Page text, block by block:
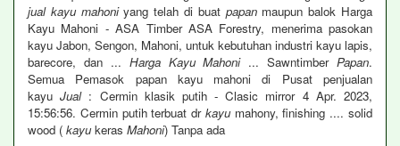
jual kayu mahoniyang telah di buat papanmaupun balok Harga
Kayu Mahoni - ASA Timber ASA Forestry, menerima pasokan
kayu Jabon, Sengon, Mahoni, untuk kebutuhan industri kayu lapis,
barecore, dan ... Harga Kayu Mahoni... Sawntimber Papan.
Semua Pemasok papan kayu mahoni di Pusat penjualan
kayuJual: Cermin klasik putih - Clasic mirror 4 Apr. 2023,
15:56:56. Cermin putih terbuat dr kayumahony, finishing .... solid
wood ( kayukeras Mahoni) Tanpa ada